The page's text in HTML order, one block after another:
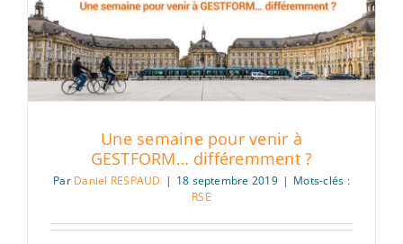
Une semaine pour venir à
GESTFORM… différemment ?
Par Daniel RESPAUD | 18 septembre 2019 | Mots-clés :
RSE